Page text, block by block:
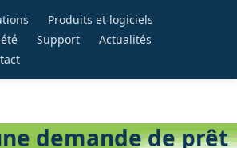
Produits et logiciels
Support
Actualités
demande de prêt